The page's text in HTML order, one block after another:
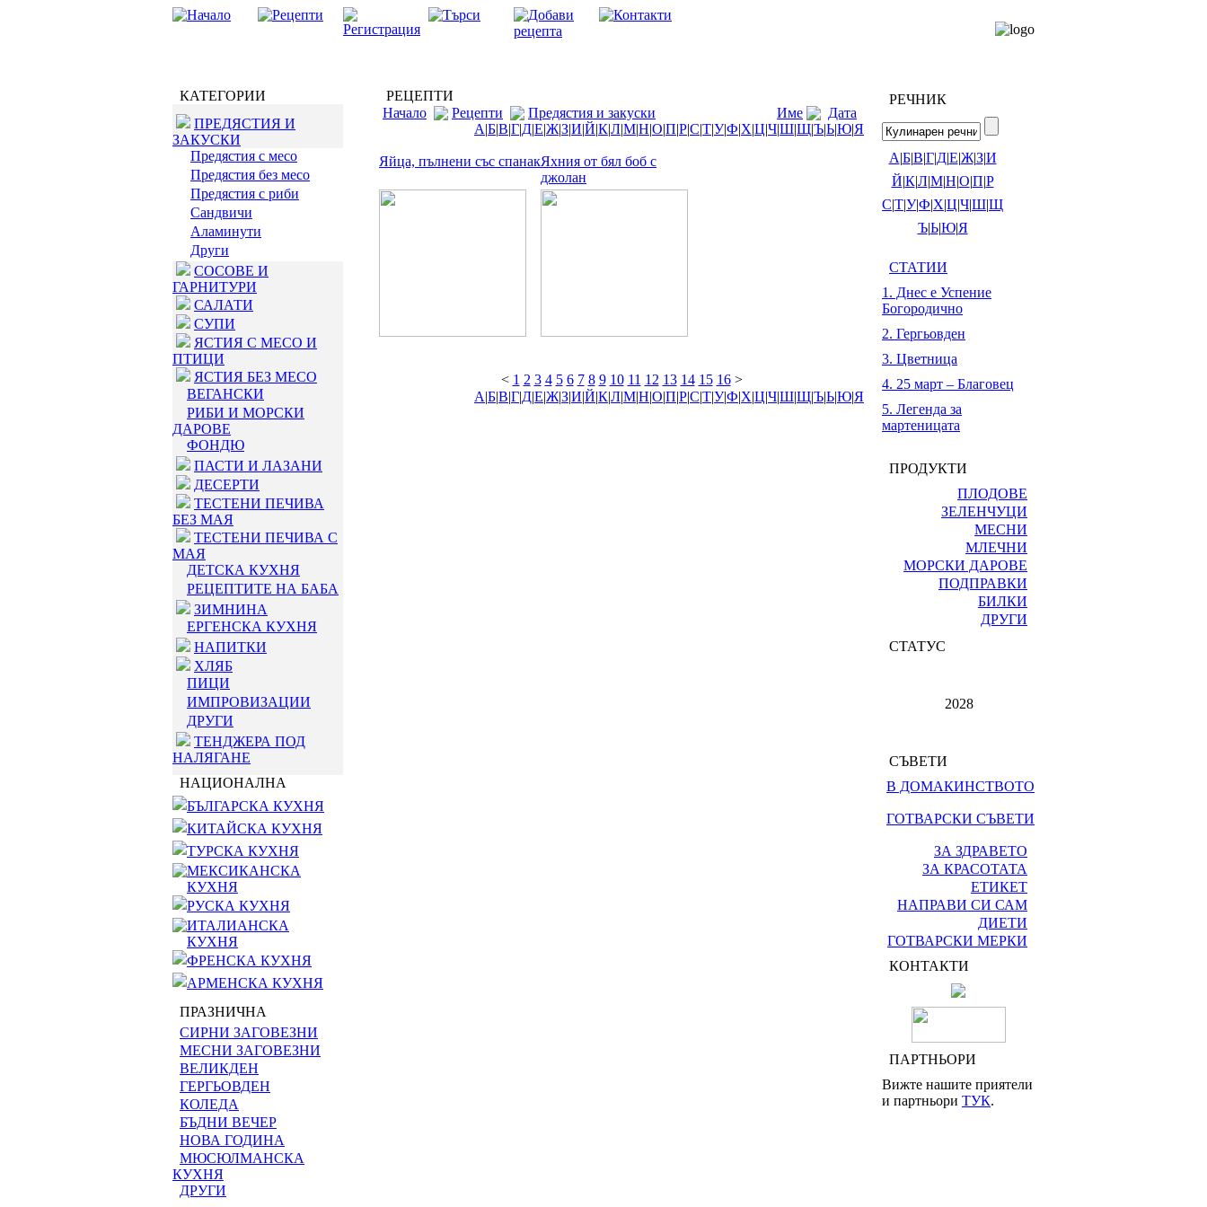
КАТЕГОРИИ
ПРЕДЯСТИЯ И
ЗАКУСКИ
Предястия с месо
Предястия без месо
Предястия с риби
Сандвичи
Аламинути
Други
СОСОВЕ И
ГАРНИТУРИ
САЛАТИ
СУПИ
ЯСТИЯ С МЕСО И
ПТИЦИ
ЯСТИЯ БЕЗ МЕСО
ВЕГАНСКИ
РИБИ И МОРСКИ
ДАРОВЕ
ФОНДЮ
ПАСТИ И ЛАЗАНИ
ДЕСЕРТИ
ТЕСТЕНИ ПЕЧИВА
БЕЗ МАЯ
ТЕСТЕНИ ПЕЧИВА С
МАЯ
ДЕТСКА КУХНЯ
РЕЦЕПТИТЕ НА БАБА
ЗИМНИНА
ЕРГЕНСКА КУХНЯ
НАПИТКИ
ХЛЯБ
ПИЦИ
ИМПРОВИЗАЦИИ
ДРУГИ
ТЕНДЖЕРА ПОД
НАЛЯГАНЕ
НАЦИОНАЛНА
БЪЛГАРСКА КУХНЯ
КИТАЙСКА КУХНЯ
ТУРСКА КУХНЯ
МЕКСИКАНСКА
КУХНЯ
РУСКА КУХНЯ
ИТАЛИАНСКА
КУХНЯ
ФРЕНСКА КУХНЯ
АРМЕНСКА КУХНЯ
ПРАЗНИЧНА
СИРНИ ЗАГОВЕЗНИ
МЕСНИ ЗАГОВЕЗНИ
ВЕЛИКДЕН
ГЕРГЬОВДЕН
КОЛЕДА
БЪДНИ ВЕЧЕР
НОВА ГОДИНА
МЮСЮЛМАНСКА
КУХНЯ
ДРУГИ
РЕЦЕПТИ
Начало
Рецепти Предястия и закуски Име
Дата
А|Б|В|Г|Д|Е|Ж|З|И|Й|К|Л|М|Н|О|П|Р|С|Т|У|Ф|Х|Ц|Ч|Ш|Щ|Ъ|Ь|Ю|Я
Яйца, пълнени със спанакЯхния от бял боб с
джолан
< 1 2 3 4 5 6 7 8 9 10 11 12 13 14 15 16>
А|Б|В|Г|Д|Е|Ж|З|И|Й|К|Л|М|Н|О|П|Р|С|Т|У|Ф|Х|Ц|Ч|Ш|Щ|Ъ|Ь|Ю|Я
РЕЧНИК
А|Б|В|Г|Д|Е|Ж|З|И
Й|К|Л|М|Н|О|П|Р
С|Т|У|Ф|Х|Ц|Ч|Ш|Щ
Ъ|Ь|Ю|Я
СТАТИИ
1. Днес е Успение
Богородично
2. Гергьовден
3. Цветница
4. 25 март – Благовец
5. Легенда за
мартеницата
ПРОДУКТИ
ПЛОДОВЕ
ЗЕЛЕНЧУЦИ
МЕСНИ
МЛЕЧНИ
МОРСКИ ДАРОВЕ
ПОДПРАВКИ
БИЛКИ
ДРУГИ
СТАТУС
2028
СЪВЕТИ
В ДОМАКИНСТВОТО
ГОТВАРСКИ СЪВЕТИ
ЗА ЗДРАВЕТО
ЗА КРАСОТАТА
ЕТИКЕТ
НАПРАВИ СИ САМ
ДИЕТИ
ГОТВАРСКИ МЕРКИ
КОНТАКТИ
ПАРТНЬОРИ
Вижте нашите приятели
и партньори ТУК.